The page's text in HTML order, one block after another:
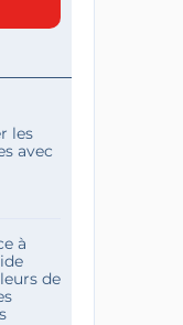
les
avec
à
de